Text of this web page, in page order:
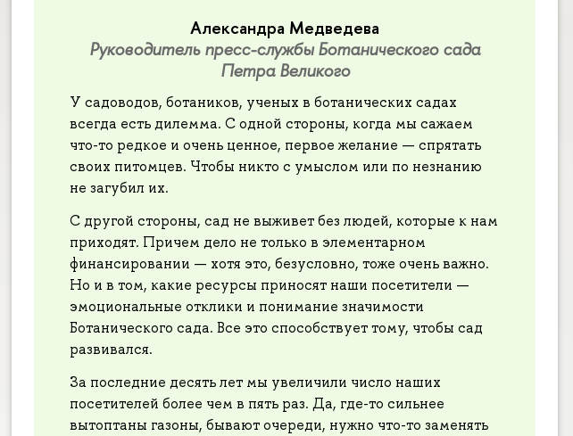
Александра Медведева
Руководитель пресс-службы Ботанического сада
Петра Великого
У садоводов, ботаников, ученых в ботанических садах
всегда есть дилемма. С одной стороны, когда мы сажаем
что-то редкое и очень ценное, первое желание — спрятать
своих питомцев. Чтобы никто с умыслом или по незнанию
не загубил их.
С другой стороны, сад не выживет без людей, которые к нам
приходят. Причем дело не только в элементарном
финансировании — хотя это, безусловно, тоже очень важно.
Но и в том, какие ресурсы приносят наши посетители —
эмоциональные отклики и понимание значимости
Ботанического сада. Все это способствует тому, чтобы сад
развивался.
За последние десять лет мы увеличили число наших
посетителей более чем в пять раз. Да, где-то сильнее
вытоптаны газоны, бывают очереди, нужно что-то заменять